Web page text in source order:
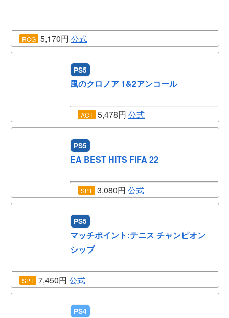
RCG 5,170円 公式
PS5
風のクロノア 1&2アンコール
ACT 5,478円 公式
PS5
EA BEST HITS FIFA 22
SPT 3,080円 公式
PS5
マッチポイント:テニス チャンピオン
シップ
SPT 7,450円 公式
PS4